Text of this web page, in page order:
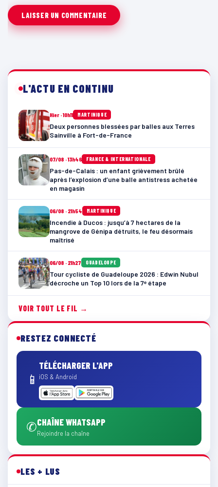
L'ACTU EN CONTINU
Hier · 10h11 MARTINIQUE
Deux personnes blessées par balles aux Terres
Sainville à Fort-de-France
07/08 · 13h46 FRANCE & INTERNATIONALE
Pas-de-Calais : un enfant grièvement brûlé
après l’explosion d’une balle antistress achetée
en magasin
06/08 · 21h54 MARTINIQUE
Incendie à Ducos : jusqu’à 7 hectares de la
mangrove de Génipa détruits, le feu désormais
maîtrisé
06/08 · 21h27 GUADELOUPE
Tour cycliste de Guadeloupe 2026 : Edwin Nubul
décroche un Top 10 lors de la 7ᵉ étape
VOIR TOUT LE FIL →
RESTEZ CONNECTÉ
📱
TÉLÉCHARGER L'APP
iOS & Android
✆CHAÎNE WHATSAPP
Rejoindre la chaîne
LES + LUS